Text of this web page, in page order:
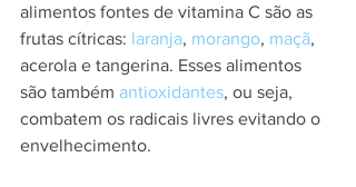
alimentos fontes de vitamina C são as
frutas cítricas: laranja, morango, maçã,
acerola e tangerina. Esses alimentos
são também antioxidantes, ou seja,
combatem os radicais livres evitando o
envelhecimento.